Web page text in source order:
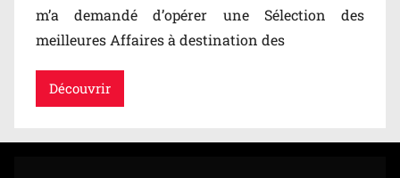
m’a demandé d’opérer une Sélection des
meilleures Affaires à destination des
Découvrir